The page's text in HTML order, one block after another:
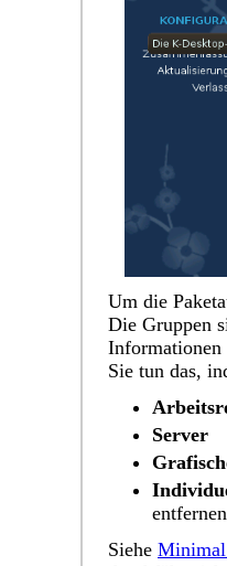
Um die
Die Gruppen
Sie tun das,
Server
Siehe